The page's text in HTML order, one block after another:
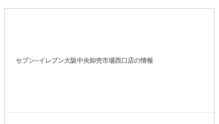
セブン−イレブン大阪中央卸売市場西口店の情報